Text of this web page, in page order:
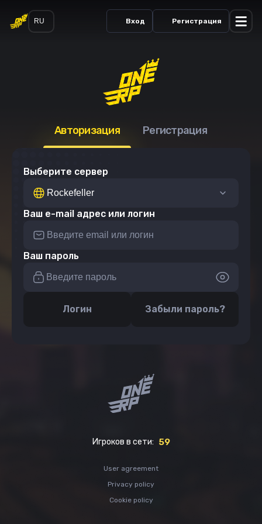
RU Вход Регистрация
Авторизация Регистрация
Выберите сервер
Ваш e-mail адрес или логин
Ваш пароль
Логин Забыли пароль?
Игроков в сети: 59
User agreement
Privacy policy
Cookie policy